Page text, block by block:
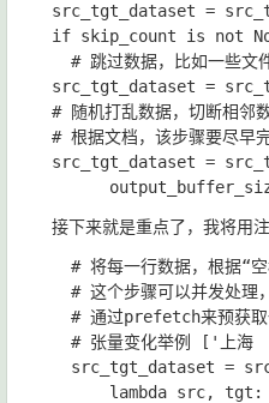
src_tgt_dataset =
if skip_count is not
src_tgt_dataset =
src_tgt_dataset =
接下来就是重点了，我将用
# 将每一行数据，根据“
# 这个步骤可以并发处
# 通过prefetch来预获取
# 张量变化举例 ['
src_tgt_dataset =
lambda src, tgt :